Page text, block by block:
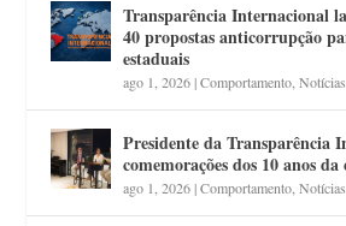
Transparência Internacional
40 propostas anticorrupção
estaduais
ago 1, 2026|Comportamento ,Notícias
Presidente da Transparência
comemorações dos 10 anos
ago 1, 2026|Comportamento ,Notícias